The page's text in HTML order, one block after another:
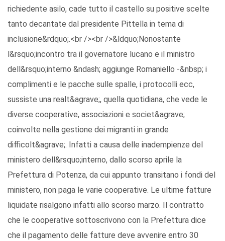
richiedente asilo, cade tutto il castello su positive scelte
tanto decantate dal presidente Pittella in tema di
inclusione&rdquo;.<br /><br />&ldquo;Nonostante
l&rsquo;incontro tra il governatore lucano e il ministro
dell&rsquo;interno &ndash; aggiunge Romaniello -&nbsp; i
complimenti e le pacche sulle spalle, i protocolli ecc,
sussiste una realt&agrave;, quella quotidiana, che vede le
diverse cooperative, associazioni e societ&agrave;
coinvolte nella gestione dei migranti in grande
difficolt&agrave;. Infatti a causa delle inadempienze del
ministero dell&rsquo;interno, dallo scorso aprile la
Prefettura di Potenza, da cui appunto transitano i fondi del
ministero, non paga le varie cooperative. Le ultime fatture
liquidate risalgono infatti allo scorso marzo. Il contratto
che le cooperative sottoscrivono con la Prefettura dice
che il pagamento delle fatture deve avvenire entro 30